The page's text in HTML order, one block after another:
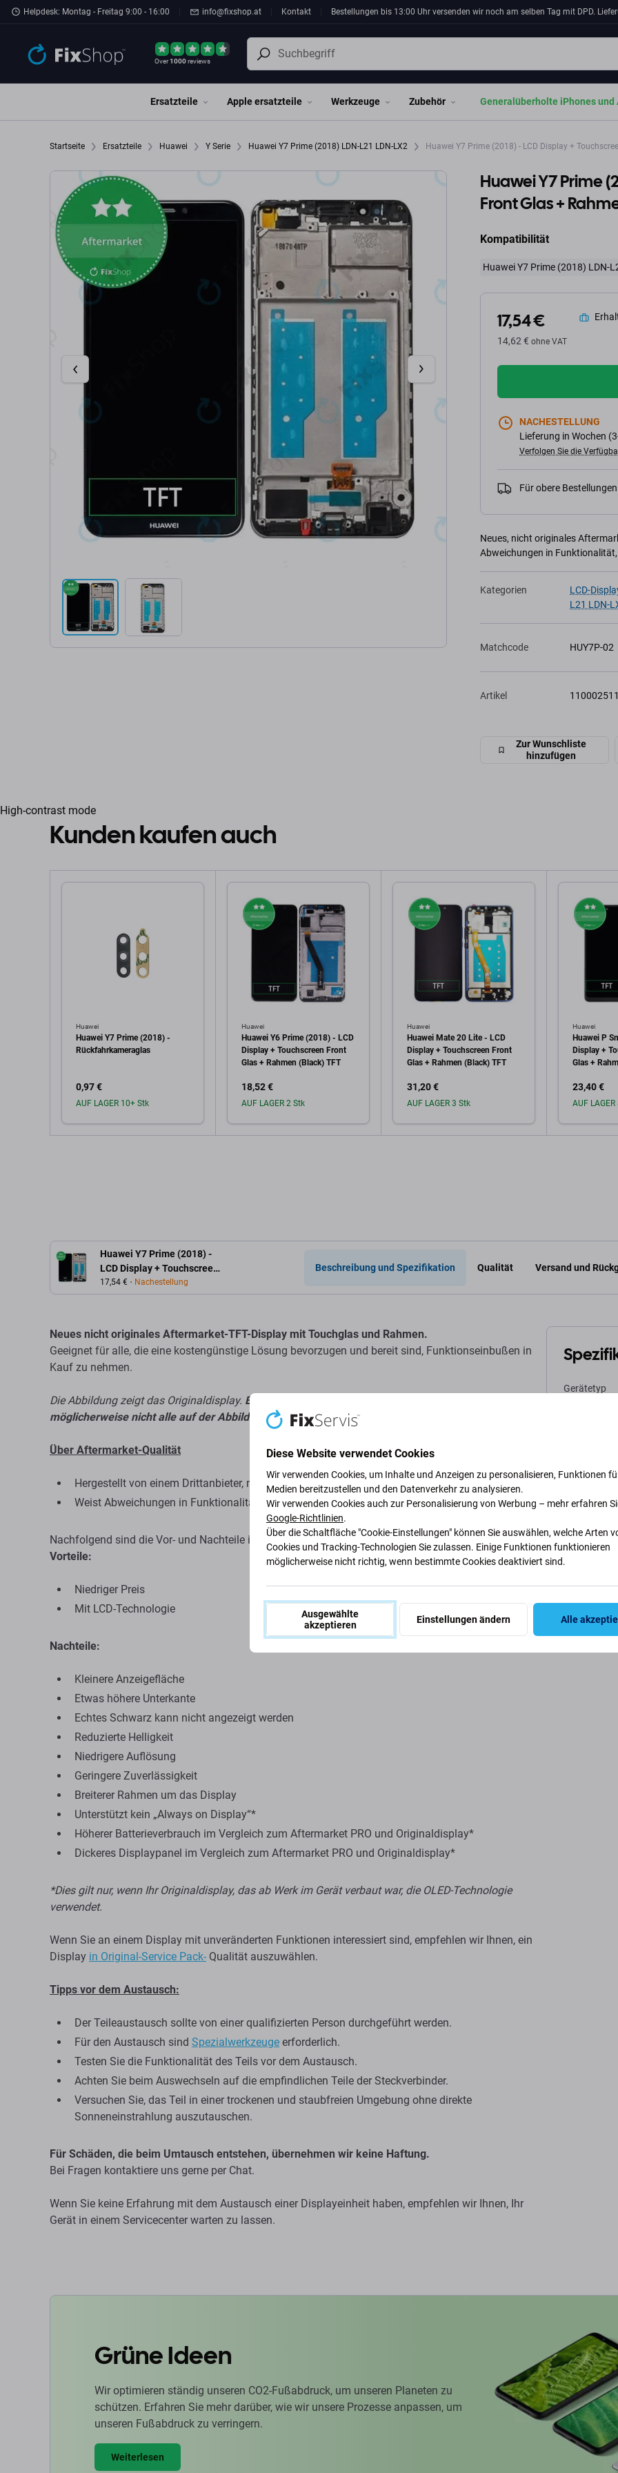
Zum Hauptinhalt springen
Helpdesk: Montag - Freitag 9:00 - 16:00 info@fixshop.at Kontakt Bestellungen bis 13:00 Uhr versenden wir noch am selben Tag mit DPD.
Over1000reviews
Ersatzteile Apple ersatzteile Werkzeuge Zubehör Generalüberholte iPhones und
Startseite Ersatzteile Huawei Y Serie Huawei Y7 Prime (2018) LDN-L21 LDN-LX2 Huawei Y7 Prime (2018) - LCD Display +
Huawei Y7 Prime
Front Glas +
Kompatibilität
Huawei Y7 Prime (2018) LDN-
17,54 €
14,62 € ohne VAT
NACHESTELLUNG
Lieferung in Wochen
Verfolgen Sie die
Für obere
Neues, nicht originales
Abweichungen in
Kategorien LCD-
L21 LDN-
Matchcode HUY7P-02
Artikel
Zur Wunschliste
hinzufügen
High-contrast mode
Kunden kaufen auch
Huawei
Huawei Y7 Prime (2018) -
Rückfahrkameraglas
0,97 €
AUF LAGER 10+ Stk
Huawei
Huawei Y6 Prime (2018) - LCD
Display + Touchscreen Front
Glas + Rahmen (Black) TFT
18,52 €
AUF LAGER 2 Stk
Huawei
Huawei Mate 20 Lite - LCD
Display + Touchscreen Front
Glas + Rahmen (Black) TFT
31,20 €
AUF LAGER 3 Stk
Huawei
Huawei P
Display +
Glas +
23,40 €
AUF LAGER
Huawei Y7 Prime (2018) -
LCD Display + Touchscreen
Front Glas + Rahmen
(Black) TFT
17,54 € Nachestellung
Beschreibung und Spezifikation Qualität Versand und
Neues nicht originales Aftermarket-TFT-Display mit Touchglas und Rahmen.
Geeignet für alle, die eine kostengünstige Lösung bevorzugen und bereit sind, Funktionseinbußen in
Kauf zu nehmen.
Die Abbildung zeigt das Originaldisplay. Bei nicht originalen Aftermarket-TFT-Displays sind
möglicherweise nicht alle auf der Abbildung sichtbaren Kleinteile vorhanden
Über Aftermarket-Qualität
Hergestellt von einem Drittanbieter, nicht direkt vom Gerätehersteller.
Weist Abweichungen in Funktionalität, Qualität oder Aussehen auf.
Nachfolgend sind die Vor- und Nachteile im Vergleich zum Original-Herstellerdisplay aufgeführt.
Vorteile:
Niedriger Preis
Mit LCD-Technologie
Nachteile:
Kleinere Anzeigefläche
Etwas höhere Unterkante
Echtes Schwarz kann nicht angezeigt werden
Reduzierte Helligkeit
Niedrigere Auflösung
Geringere Zuverlässigkeit
Breiterer Rahmen um das Display
Unterstützt kein „Always on Display“*
Höherer Batterieverbrauch im Vergleich zum Aftermarket PRO und Originaldisplay*
Dickeres Displaypanel im Vergleich zum Aftermarket PRO und Originaldisplay*
*Dies gilt nur, wenn Ihr Originaldisplay, das ab Werk im Gerät verbaut war, die OLED-Technologie
verwendet.
Wenn Sie an einem Display mit unveränderten Funktionen interessiert sind, empfehlen wir Ihnen, ein
Display in Original-Service Pack- Qualität auszuwählen.
Tipps vor dem Austausch:
Der Teileaustausch sollte von einer qualifizierten Person durchgeführt werden.
Für den Austausch sind Spezialwerkzeuge erforderlich.
Testen Sie die Funktionalität des Teils vor dem Austausch.
Achten Sie beim Auswechseln auf die empfindlichen Teile der Steckverbinder.
Versuchen Sie, das Teil in einer trockenen und staubfreien Umgebung ohne direkte
Sonneneinstrahlung auszutauschen.
Für Schäden, die beim Umtausch entstehen, übernehmen wir keine Haftung.
Bei Fragen kontaktiere uns gerne per Chat.
Wenn Sie keine Erfahrung mit dem Austausch einer Displayeinheit haben, empfehlen wir Ihnen, Ihr
Gerät in einem Servicecenter warten zu lassen.
Gerätetyp
Originalität
Grüne Ideen
Wir optimieren ständig unseren CO2-Fußabdruck, um unseren Planeten zu
schützen. Erfahren Sie mehr darüber, wie wir unsere Prozesse anpassen, um
unseren Fußabdruck zu verringern.
Weiterlesen
Diese Website verwendet Cookies
Wir verwenden Cookies, um Inhalte und Anzeigen zu personalisieren, Funktionen
Medien bereitzustellen und den Datenverkehr zu analysieren.
Wir verwenden Cookies auch zur Personalisierung von Werbung – mehr erfahren
Google-Richtlinien.
Über die Schaltfläche "Cookie-Einstellungen" können Sie auswählen, welche Arten
Cookies und Tracking-Technologien Sie zulassen. Einige Funktionen funktionieren
möglicherweise nicht richtig, wenn bestimmte Cookies deaktiviert sind.
Ausgewählte
akzeptieren
Einstellungen ändern Alle